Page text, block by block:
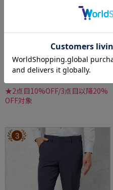
ドライパンツウォッシャブルnero【スリムデ
価格： 6,589円 (税込)
24%off
★2点目10%OFF/3点目以降20%
OFF対象
3